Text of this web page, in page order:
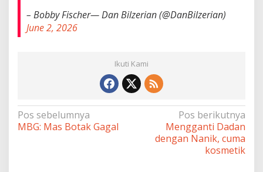
– Bobby Fischer— Dan Bilzerian (@DanBilzerian)
June 2, 2026
Ikuti Kami
Navigasi
pos
Pos sebelumnya
MBG: Mas Botak Gagal
Pos berikutnya
Mengganti Dadan
dengan Nanik, cuma
kosmetik